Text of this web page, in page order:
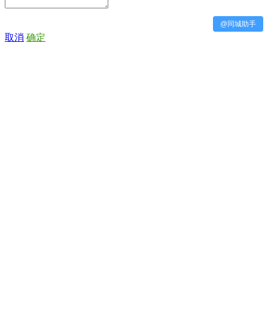
@同城助手
取消 确定